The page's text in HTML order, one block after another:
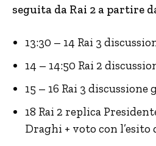
seguita da Rai 2 a partire
13:30 – 14 Rai 3
14 – 14:50 Rai 2
15 – 16 Rai 3 discussione
18 Rai 2 replica
Draghi + voto con l’esito